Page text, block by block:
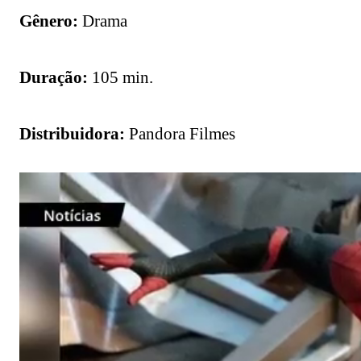
Gênero: Drama
Duração: 105 min.
Distribuidora: Pandora Filmes